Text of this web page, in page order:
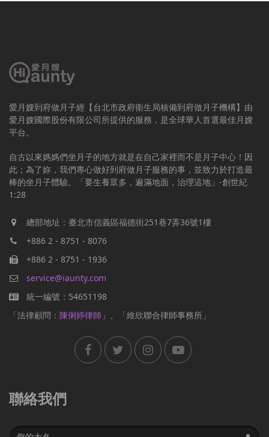
愛月嫂到府做月子經【台北市政府衛生局核備到府做月子機構】由
愛月嫂國際股份有限公司所提供的服務，是全球華人首選最佳月嫂
平台。
自古以來媽媽們坐月子的地方就是在自己家裡而不是月子中心！因
此；為了妳，我們專心做好到府做月子服務的事，並致力於打造最
棒的坐月子體驗。「要生養眾多，遍滿地面，治理這地」-創世紀
1:28
總部地址：臺北市信義區福德街251巷7弄36號1樓
+886 2 - 8751 - 8076
+886 2 - 8751 - 1936
service@iaunty.com
統一編號：54651198
「法律顧問： 陳俐婷律師 」、「維欣聯合律師事務所」
聯絡我們
Name